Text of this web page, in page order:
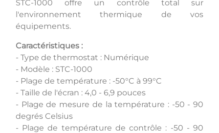
STC-1000 offre un contrôle total sur
l'environnement thermique de vos
équipements.
Caractéristiques :
- Type de thermostat : Numérique
- Modèle : STC-1000
- Plage de température : -50°C à 99°C
- Taille de l'écran : 4,0 - 6,9 pouces
- Plage de mesure de la température : -50 - 90
degrés Celsius
- Plage de température de contrôle : -50 - 90